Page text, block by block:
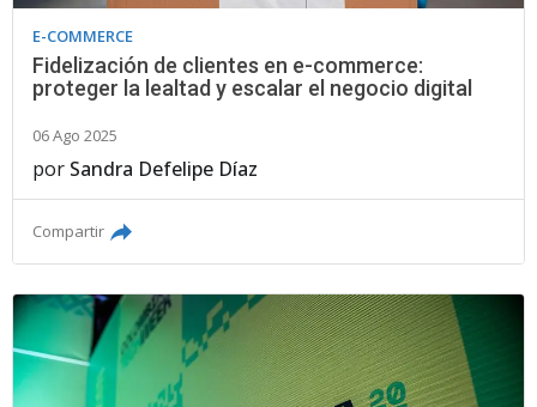
E-COMMERCE
Fidelización de clientes en e-commerce:
proteger la lealtad y escalar el negocio digital
06 Ago 2025
por Sandra Defelipe Díaz
Compartir